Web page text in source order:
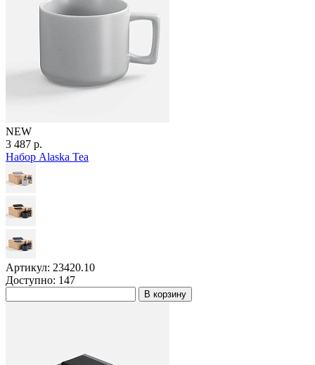
NEW
3 487 р.
Набор Alaska Tea
Артикул: 23420.10
Доступно: 147
В корзину